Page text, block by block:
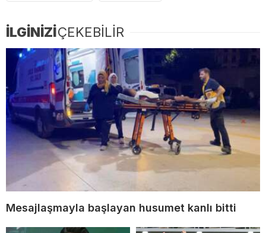
İLGİNİZİÇEKEBİLİR
Mesajlaşmayla başlayan husumet kanlı bitti